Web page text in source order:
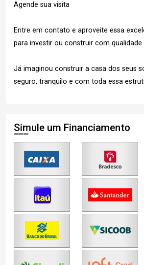
Agende sua visita
Entre em contato e aproveite essa
para investir ou construir com qualidade
Já imaginou construir a casa dos seus
seguro, tranquilo e com toda essa
Simule um Financiamento